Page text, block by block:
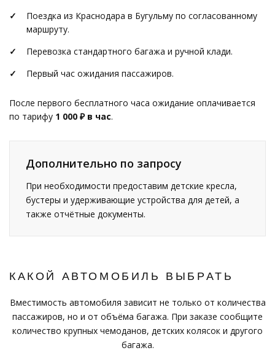
Поездка из Краснодара в Бугульму по согласованному
маршруту.
Перевозка стандартного багажа и ручной клади.
Первый час ожидания пассажиров.
После первого бесплатного часа ожидание оплачивается
по тарифу 1 000 ₽ в час.
Дополнительно по запросу
При необходимости предоставим детские кресла,
бустеры и удерживающие устройства для детей, а
также отчётные документы.
КАКОЙ АВТОМОБИЛЬ ВЫБРАТЬ
Вместимость автомобиля зависит не только от количества
пассажиров, но и от объёма багажа. При заказе сообщите
количество крупных чемоданов, детских колясок и другого
багажа.